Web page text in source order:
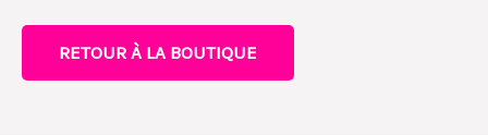
RETOUR À LA BOUTIQUE